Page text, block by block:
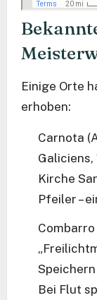
Einige Orte
erhoben:
Carnota
Kirche
Pfeiler –
Bei Flut